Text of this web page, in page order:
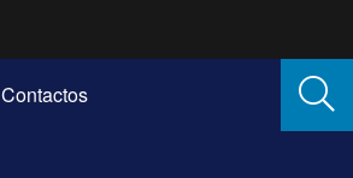
Contactos